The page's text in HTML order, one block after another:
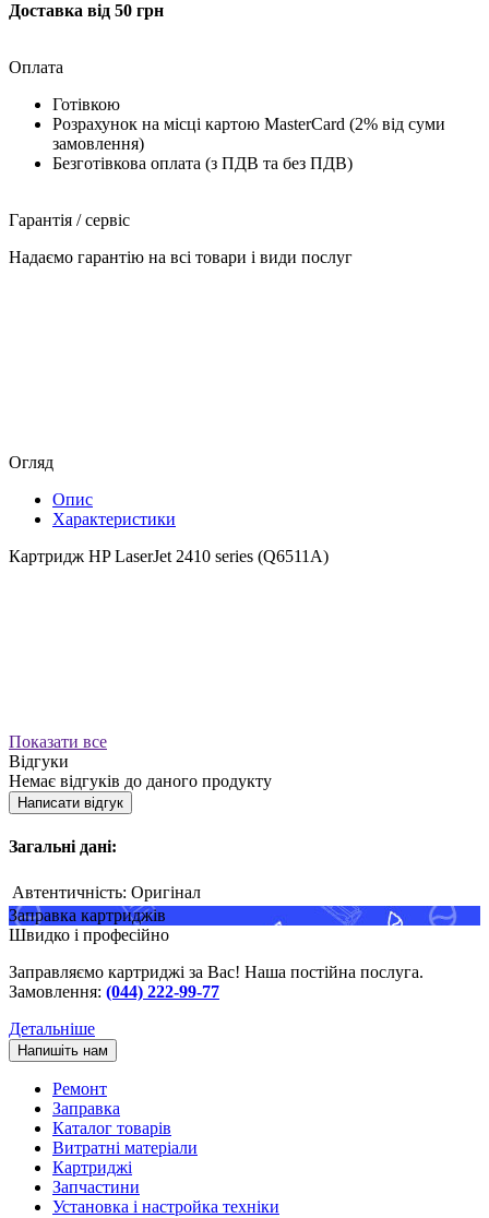
Доставка від 50 грн
Оплата
Готівкою
Розрахунок на місці картою MasterCard (2% від суми
замовлення)
Безготівкова оплата (з ПДВ та без ПДВ)
Гарантія / сервіс
Надаємо гарантію на всі товари і види послуг
Огляд
Опис
Характеристики
Картридж HP LaserJet 2410 series (Q6511A)
Показати все
Відгуки
Немає відгуків до даного продукту
Написати відгук
Загальні дані:
Автентичність: Оригінал
Заправка картриджів
Швидко і професійно
Заправляємо картриджі за Вас! Наша постійна послуга.
Замовлення: (044) 222-99-77
Детальніше
Напишіть нам
Ремонт
Заправка
Каталог товарів
Витратні матеріали
Картриджі
Запчастини
Установка і настройка техніки